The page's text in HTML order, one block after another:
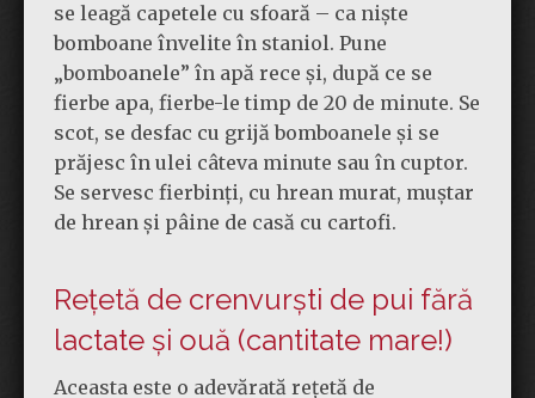
se leagă capetele cu sfoară – ca niște
bomboane învelite în staniol. Pune
„bomboanele” în apă rece și, după ce se
fierbe apa, fierbe-le timp de 20 de minute. Se
scot, se desfac cu grijă bomboanele și se
prăjesc în ulei câteva minute sau în cuptor.
Se servesc fierbinți, cu hrean murat, muștar
de hrean și pâine de casă cu cartofi.
Rețetă de crenvurști de pui fără
lactate și ouă (cantitate mare!)
Aceasta este o adevărată rețetă de